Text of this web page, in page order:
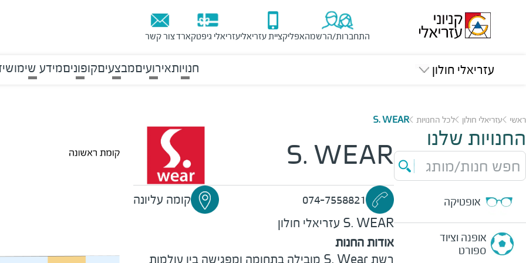
התחברות/הרשמהאפליקציית עזריאליעזריאלי גיפטקארדצור קשר
עזריאלי חולון חנויותאירועיםמבצעיםקופוניםמידע שימושי
ראשי עזריאלי חולון לכל החנויות S. WEAR
החנויות שלנו
חפש חנות/מותג
אופטיקה
אופנה וציוד
ספורט
S. WEAR
074-7558821
קומה עליונה
S. WEAR עזריאלי חולון
אודות החנות
רשתS. Wear מובילה בתחומה ומפגישה בין עולמות